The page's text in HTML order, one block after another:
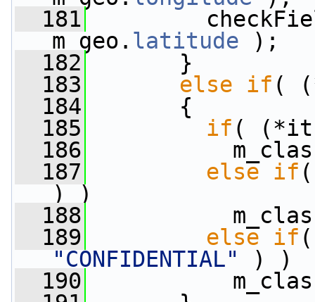
  181
m_geo. latitude );
  182
}
  183
else if (
  184
{
  185
if (
  186
  187
else if
) )
  188
  189
else if
"CONFIDENTIAL"
) )
  190